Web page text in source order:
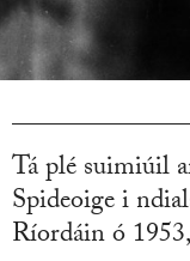
Tá plé suimiúil
Spideoige i
Ríordáin ó